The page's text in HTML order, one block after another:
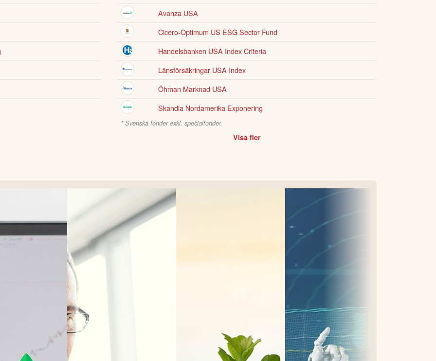
Avanza USA
Cicero-Optimum US ESG Sector Fund
Handelsbanken USA Index Criteria
Länsförsäkringar USA Index
Öhman Marknad USA
Skandia Nordamerika Exponering
* Svenska fonder exkl. specialfonder.
Visa fler